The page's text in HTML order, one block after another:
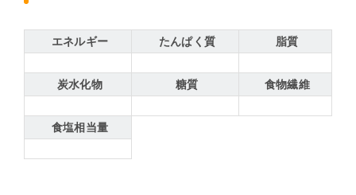
エネルギー たんぱく質 脂質
炭水化物 糖質 食物繊維
食塩相当量